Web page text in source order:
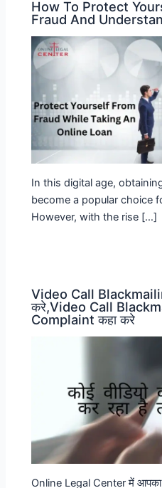
How To Protect
Fraud And
In this digital age,
become a popular choice
However, with the rise […]
Video Call
करे,Video Call
Complaint कहा करे
Online Legal Center में